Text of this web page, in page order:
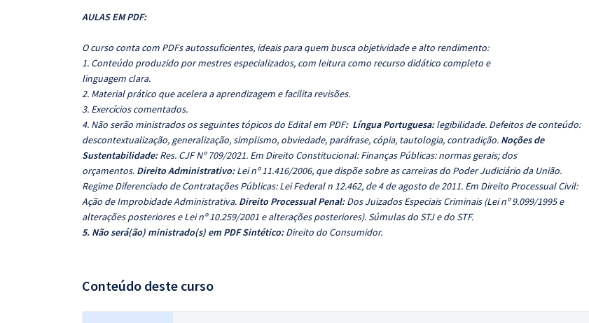
AULAS EM PDF:
O curso conta com PDFs autossuficientes, ideais para quem busca objetividade e alto rendimento:
1. Conteúdo produzido por mestres especializados, com leitura como recurso didático completo e
linguagem clara.
2. Material prático que acelera a aprendizagem e facilita revisões.
3. Exercícios comentados.
4. Não serão ministrados os seguintes tópicos do Edital em PDF: Língua Portuguesa:legibilidade. Defeitos de conteúdo:
descontextualização, generalização, simplismo, obviedade, paráfrase, cópia, tautologia, contradição. Noções de
Sustentabilidade:Res. CJF Nº 709/2021. Em Direito Constitucional: Finanças Públicas: normas gerais; dos
orçamentos. Direito Administrativo:Lei nº 11.416/2006, que dispõe sobre as carreiras do Poder Judiciário da União.
Regime Diferenciado de Contratações Públicas: Lei Federal n 12.462, de 4 de agosto de 2011. Em Direito Processual Civil:
Ação de Improbidade Administrativa. Direito Processual Penal:Dos Juizados Especiais Criminais (Lei nº 9.099/1995 e
alterações posteriores e Lei nº 10.259/2001 e alterações posteriores). Súmulas do STJ e do STF.
5. Não será(ão) ministrado(s) em PDF Sintético:Direito do Consumidor.
Conteúdo deste curso